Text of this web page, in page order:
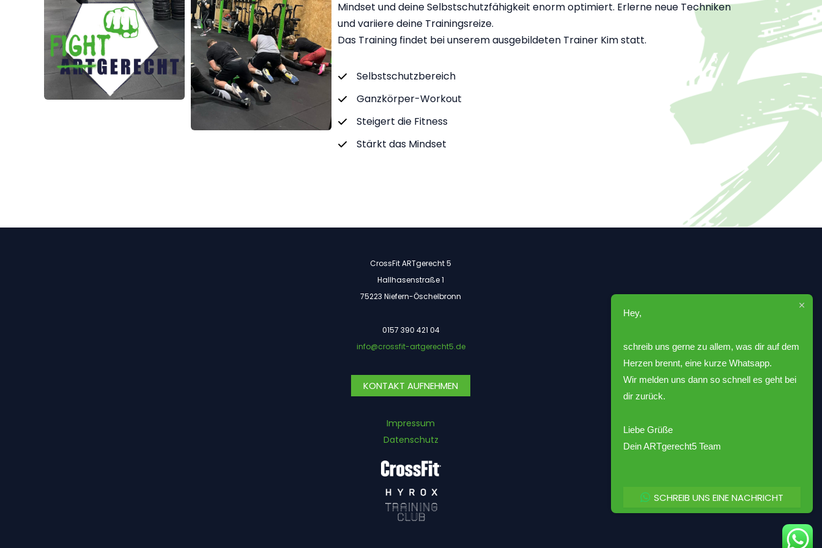
Mindset und deine Selbstschutzfähigkeit enorm optimiert. Erlerne neue Techniken
und variiere deine Trainingsreize.
Das Training findet bei unserem ausgebildeten Trainer Kim statt.
Selbstschutzbereich
Ganzkörper-Workout
Steigert die Fitness
Stärkt das Mindset
CrossFit ARTgerecht 5
Hallhasenstraße 1
75223 Niefern-Öschelbronn
0157 390 421 04
info@crossfit-artgerecht5.de
KONTAKT AUFNEHMEN
Impressum
Datenschutz
Hey,
schreib uns gerne zu allem, was dir auf dem
Herzen brennt, eine kurze Whatsapp.
Wir melden uns dann so schnell es geht bei
dir zurück.
Liebe Grüße
Dein ARTgerecht5 Team
SCHREIB UNS EINE NACHRICHT